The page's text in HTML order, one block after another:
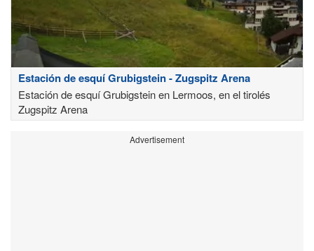
Estación de esquí Grubigstein - Zugspitz Arena
Estación de esquí Grubigstein en Lermoos, en el tirolés
Zugspitz Arena
Advertisement